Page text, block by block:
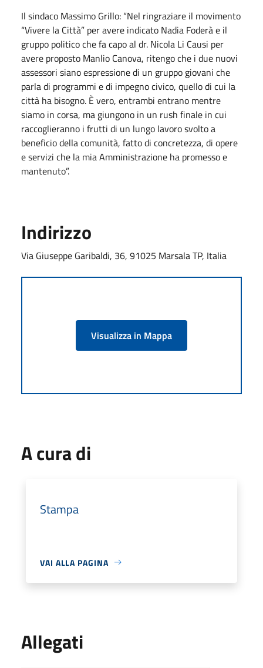
Il sindaco Massimo Grillo: “Nel ringraziare il movimento
“Vivere la Città” per avere indicato Nadia Foderà e il
gruppo politico che fa capo al dr. Nicola Li Causi per
avere proposto Manlio Canova, ritengo che i due nuovi
assessori siano espressione di un gruppo giovani che
parla di programmi e di impegno civico, quello di cui la
città ha bisogno. È vero, entrambi entrano mentre
siamo in corsa, ma giungono in un rush finale in cui
raccoglieranno i frutti di un lungo lavoro svolto a
beneficio della comunità, fatto di concretezza, di opere
e servizi che la mia Amministrazione ha promesso e
mantenuto”.
Indirizzo
Via Giuseppe Garibaldi, 36, 91025 Marsala TP, Italia
Visualizza in Mappa
A cura di
Stampa
VAI ALLA PAGINA
Allegati